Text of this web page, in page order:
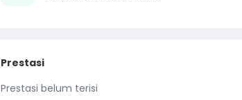
Prestasi
Prestasi belum terisi